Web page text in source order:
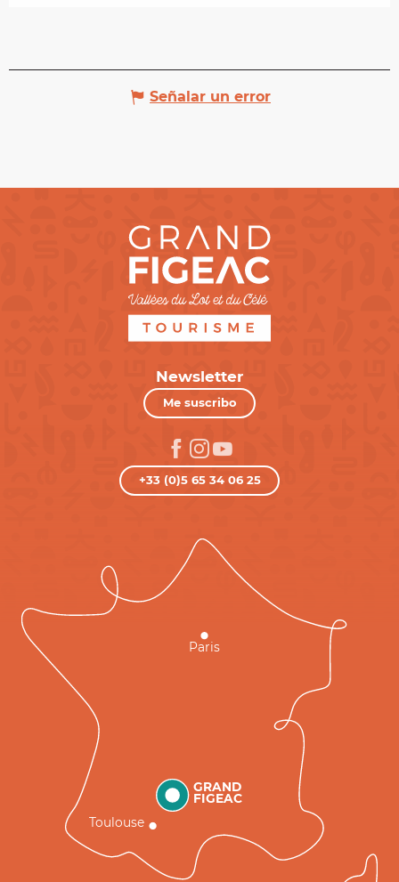
Señalar un error
Newsletter
Me suscribo
+33 (0)5 65 34 06 25
GRAND
FIGEAC
Toulouse
Paris